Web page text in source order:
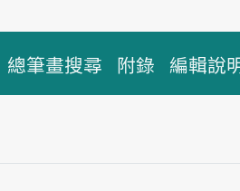
總筆畫搜尋 附錄 編輯說